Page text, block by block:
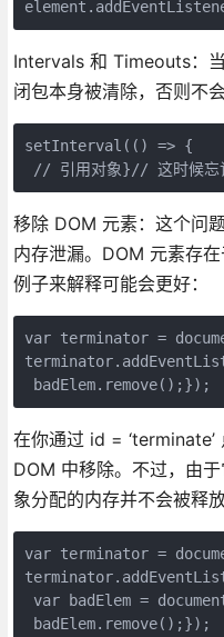
Intervals 和 Timeouts：
闭包本身被清除，否则不
setInterval(() => {
移除 DOM 元素：这个问
内存泄漏。DOM 元素存
例子来解释可能会更好：
var terminator =
在你通过 id =
DOM 中移除。不过，由
象分配的内存并不会被释放
var terminator =
var badElem =